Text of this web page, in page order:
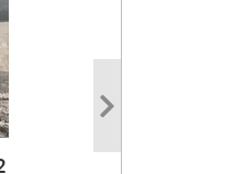
166